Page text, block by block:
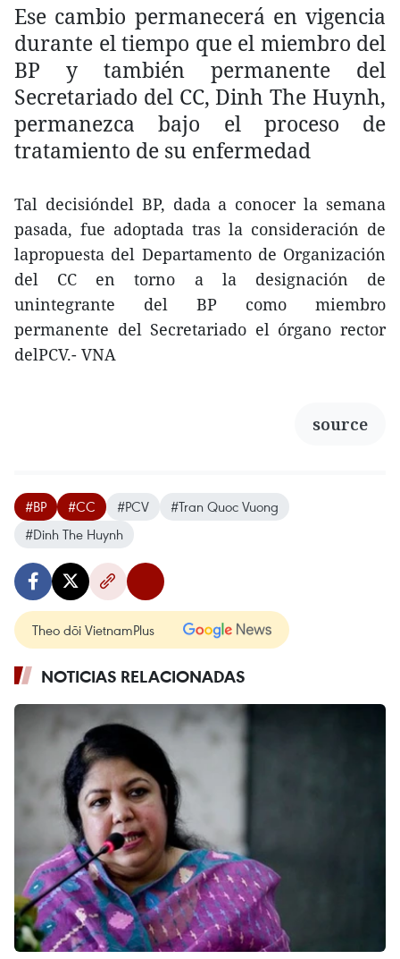
Ese cambio permanecerá en vigencia
durante el tiempo que el miembro del
BP y también permanente del
Secretariado del CC, Dinh The Huynh,
permanezca bajo el proceso de
tratamiento de su enfermedad
Tal decisióndel BP, dada a conocer la semana
pasada, fue adoptada tras la consideración de
lapropuesta del Departamento de Organización
del CC en torno a la designación de
unintegrante del BP como miembro
permanente del Secretariado el órgano rector
delPCV.- VNA
source
#BP #CC #PCV
#Tran Quoc Vuong
#Dinh The Huynh
Theo dõi VietnamPlus
NOTICIAS RELACIONADAS